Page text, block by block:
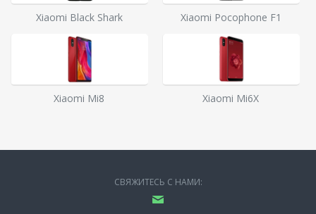
Xiaomi Black Shark Xiaomi Pocophone F1
Xiaomi Mi8 Xiaomi Mi6X
СВЯЖИТЕСЬ С НАМИ: